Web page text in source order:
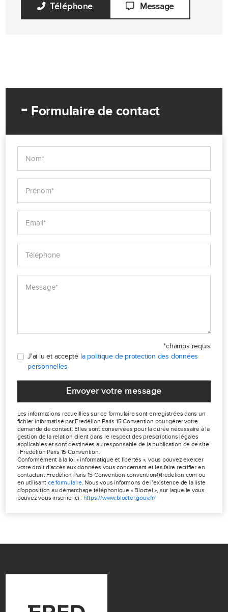
Téléphone Message
- Formulaire de contact
*champs requis
J'ai lu et accepté la politique de protection des données
personnelles
Envoyer votre message
Les informations recueillies sur ce formulaire sont enregistrées dans un
fichier informatisé par Fredélion Paris 15 Convention pour gérer votre
demande de contact. Elles sont conservées pour la durée nécessaire à la
gestion de la relation client dans le respect des prescriptions légales
applicables et sont destinées au responsable de la publication de ce site
: Fredélion Paris 15 Convention.
Conformément à la loi « informatique et libertés », vous pouvez exercer
votre droit d'accès aux données vous concernant et les faire rectifier en
contactant Fredélion Paris 15 Convention convention@fredelion.com ou
en utilisant ce formulaire. Nous vous informons de l’existence de la liste
d'opposition au démarchage téléphonique « Bloctel », sur laquelle vous
pouvez vous inscrire ici : https://www.bloctel.gouv.fr/